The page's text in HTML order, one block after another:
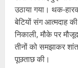
उठाया गया। थक-
बेटियों संग आत्मदाह
निकाली, मौके पर
तीनों को समझाकर
पूछताछ की।